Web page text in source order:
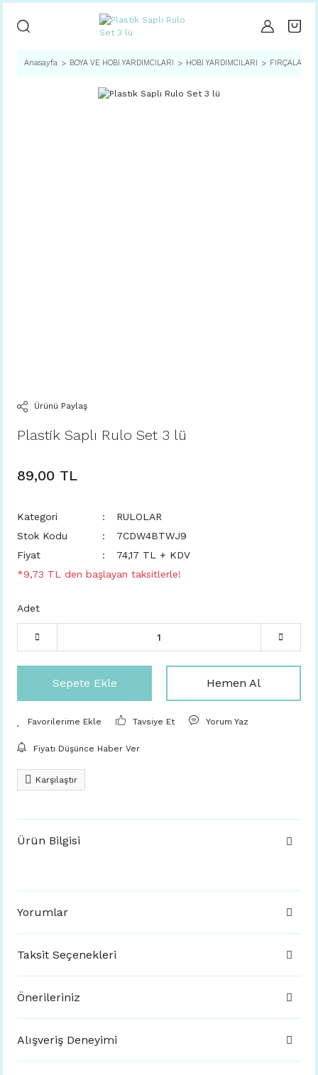
Anasayfa BOYA VE HOBİ YARDIMCILARI HOBİ YARDIMCILARI FIRÇALAR
Ürünü Paylaş
Plastik Saplı Rulo Set 3 lü
89,00 TL
Kategori
RULOLAR
Stok Kodu
7CDW4BTWJ9
Fiyat
74,17 TL + KDV
*9,73 TL den başlayan taksitlerle!
Adet
Sepete Ekle Hemen Al
Tavsiye Et Yorum Yaz
Fiyatı Düşünce Haber Ver
Karşılaştır
Ürün Bilgisi
Yorumlar
Taksit Seçenekleri
Önerileriniz
Alışveriş Deneyimi